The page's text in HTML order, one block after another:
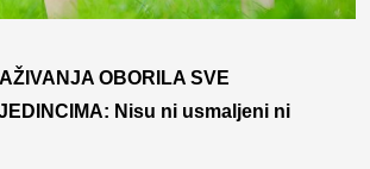
OBORILA SVE
Nisu ni usmaljeni ni